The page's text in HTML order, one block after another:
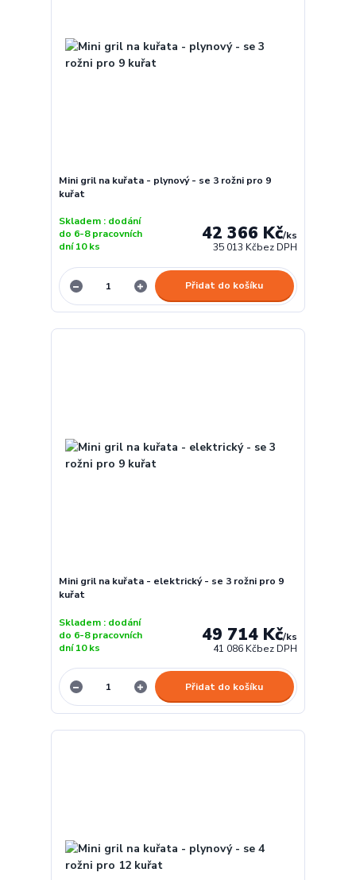
Mini gril na kuřata - plynový - se 3 rožni pro 9
kuřat
42 366 Kč/ks
35 013 Kčbez DPH
Skladem : dodání
do 6-8 pracovních
dní 10 ks
Přidat do košíku
Mini gril na kuřata - elektrický - se 3 rožni pro 9
kuřat
49 714 Kč/ks
41 086 Kčbez DPH
Skladem : dodání
do 6-8 pracovních
dní 10 ks
Přidat do košíku